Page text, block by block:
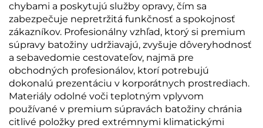
chybami a poskytujú služby opravy, čím sa
zabezpečuje nepretržitá funkčnosť a spokojnosť
zákazníkov. Profesionálny vzhľad, ktorý si premium
súpravy batožiny udržiavajú, zvyšuje dôveryhodnosť
a sebavedomie cestovateľov, najmä pre
obchodných profesionálov, ktorí potrebujú
dokonalú prezentáciu v korporátnych prostrediach.
Materiály odolné voči teplotným vplyvom
používané v premium súpravách batožiny chránia
citlivé položky pred extrémnymi klimatickými